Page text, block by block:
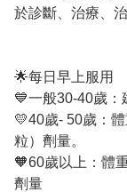
於診斷、治療、
🌟每日早上服用
💙一般30-40歲：
💛40歲- 50歲：
粒）劑量。
🧡60歲以上：體
劑量